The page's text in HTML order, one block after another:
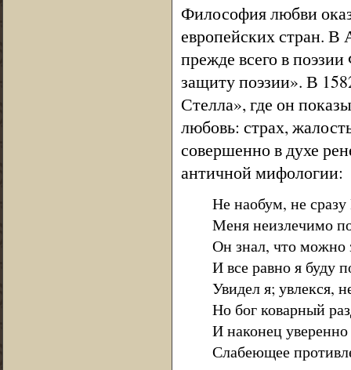
Философия любви
европейских стран. В
прежде всего в
защиту поэзии». В
Стелла», где он
любовь: страх,
совершенно в духе
античной мифологии:
Не наобум, не
Меня неизлечимо
Он знал, что можно
И все равно я буду
Увидел я; увлекся,
Но бог коварный
И наконец
Слабеющее